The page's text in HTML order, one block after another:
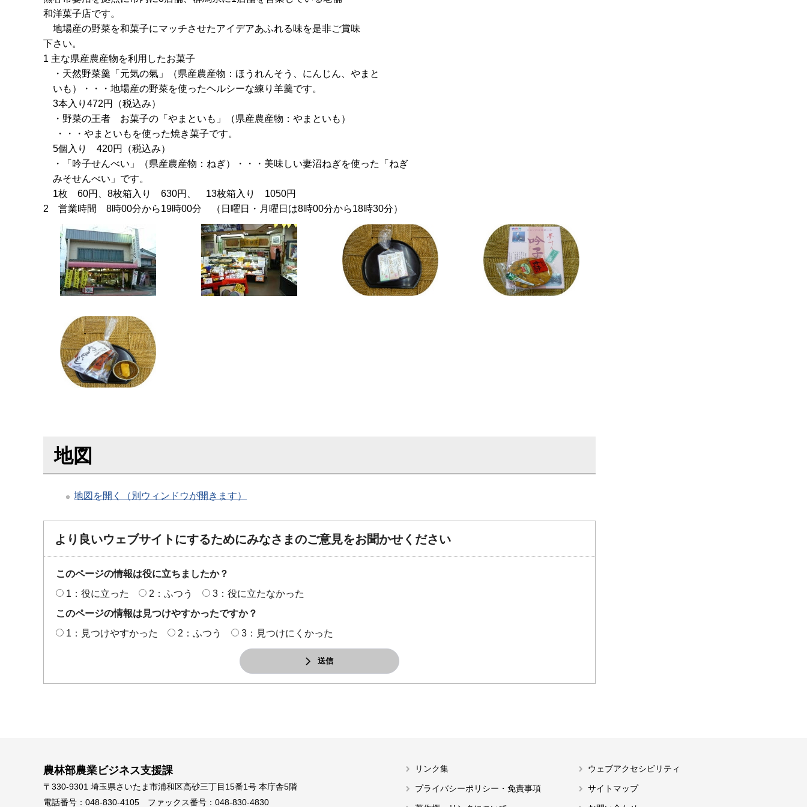
和洋菓子店です。
地場産の野菜を和菓子にマッチさせたアイデアあふれる味を是非ご賞味
下さい。
1 主な県産農産物を利用したお菓子
・天然野菜羹「元気の氣」（県産農産物：ほうれんそう、にんじん、やまと
いも）・・・地場産の野菜を使ったヘルシーな練り羊羹です。
3本入り472円（税込み）
・野菜の王者 お菓子の「やまといも」（県産農産物：やまといも）
・・・やまといもを使った焼き菓子です。
5個入り 420円（税込み）
・「吟子せんべい」（県産農産物：ねぎ）・・・美味しい妻沼ねぎを使った「ねぎ
みそせんべい」です。
1枚 60円、8枚箱入り 630円、 13枚箱入り 1050円
2 営業時間 8時00分から19時00分 （日曜日・月曜日は8時00分から18時30分）
地図
地図を開く（別ウィンドウが開きます）
より良いウェブサイトにするためにみなさまのご意見をお聞かせください
このページの情報は役に立ちましたか？
1：役に立った
2：ふつう
3：役に立たなかった
このページの情報は見つけやすかったですか？
1：見つけやすかった
2：ふつう 3：見つけにくかった
送信
農林部農業ビジネス支援課
〒330-9301 埼玉県さいたま市浦和区高砂三丁目15番1号 本庁舎5階
電話番号：048-830-4105 ファックス番号：048-830-4830
リンク集
プライバシーポリシー・免責事項
ウェブアクセシビリティ
サイトマップ